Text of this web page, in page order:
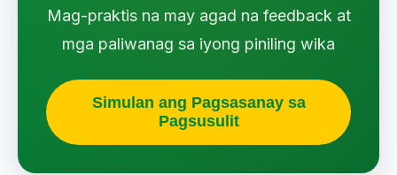
Mag-praktis na may agad na feedback at
mga paliwanag sa iyong piniling wika
Simulan ang Pagsasanay sa
Pagsusulit